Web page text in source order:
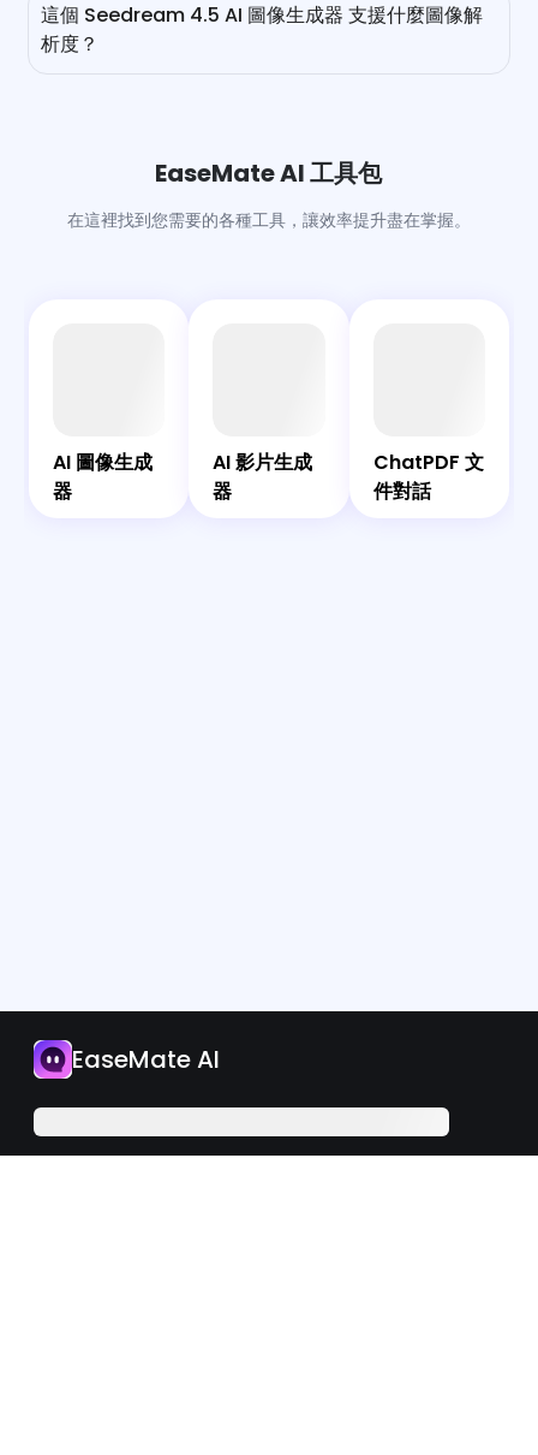
應用程式
在一些方面如圖像準確性、文本清晰度、世界知識和生成速度
上，Nano Banana Pro 是首選。前者非常適合視覺敘事和高
這個 Seedream 4.5 AI 圖像生成器 支援什麼圖像解
析度？
EaseMate AI 工具包
在這裡找到您需要的各種工具，讓效率提升盡在掌握。
AI 圖像生成
器
AI 影片生成
器
ChatPDF 文
件對話
生
成
片
生
文件對話
EaseMate AI